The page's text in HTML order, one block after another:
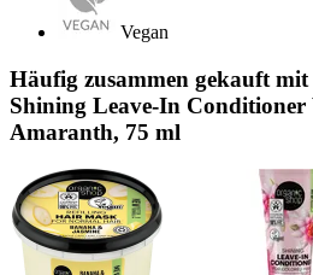
Vegan
Häufig zusammen gekauft
Shining Leave-In
Amaranth, 75 ml